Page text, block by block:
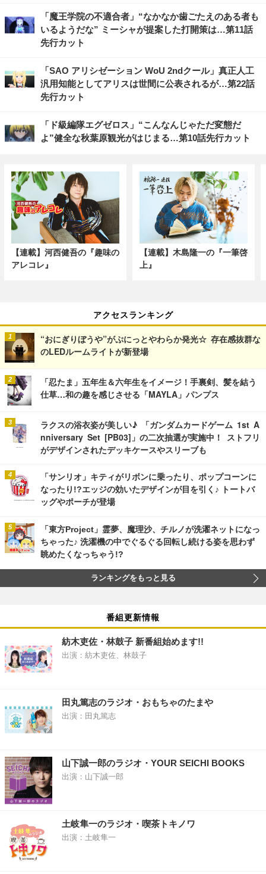
「魔王学院の不適合者」“なかなか歯ごたえのある者も
いるようだな” ミーシャが提案した打開策は…第11話
先行カット
「SAO アリシゼーション WoU 2ndクール」真正人工
汎用知能としてアリスは世間に公表されるが…第22話
先行カット
「ド級編隊エグゼロス」“こんなんじゃただ変態だ
よ”健全な秋葉原観光がはじまる…第10話先行カット
【連載】河西健吾の『趣味の
アレコレ』
【連載】木島隆一の『一筆啓
上』
アクセスランキング
“おにぎりぼうや”がぷにっとやわらか発光☆ 存在感抜群な
のLEDルームライトが新登場
「忍たま」五年生＆六年生をイメージ！手裏剣、髪を結う
仕草…和の趣を感じさせる「MAYLA」パンプス
ラクスの浴衣姿が美しい♪ 「ガンダムカードゲーム 1st A
nniversary Set [PB03]」の二次抽選が実施中！ ストフリ
がデザインされたデッキケースやスリーブも
「サンリオ」キティがリボンに乗ったり、ポップコーンに
なったり!?エッジの効いたデザインが目を引く♪ トートバ
ッグやポーチが登場
「東方Project」霊夢、魔理沙、チルノが洗濯ネットになっ
ちゃった♪ 洗濯機の中でぐるぐる回転し続ける姿を思わず
眺めたくなっちゃう!?
ランキングをもっと見る
番組更新情報
紡木吏佐・林鼓子 新番組始めます!!
出演：紡木吏佐、林鼓子
田丸篤志のラジオ・おもちゃのたまや
出演：田丸篤志
山下誠一郎のラジオ・YOUR SEICHI BOOKS
出演：山下誠一郎
土岐隼一のラジオ・喫茶トキノワ
出演：土岐隼一